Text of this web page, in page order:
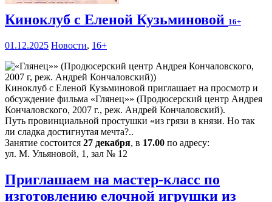
Киноклуб с Еленой Кузьминовой 16+
01.12.2025 Новости, 16+
Киноклуб с Еленой Кузьминовой приглашает на просмотр и
обсуждение фильма «Глянец»» (Продюсерский центр Андрея
Кончаловского, 2007 г., реж. Андрей Кончаловский).
Путь провинциальной простушки «из грязи в князи. Но так
ли сладка достигнутая мечта?..
Занятие состоится 27 декабря, в 17.00 по адресу:
ул. М. Ульяновой, 1, зал № 12
Приглашаем на мастер-класс по
изготовлению елочной игрушки из